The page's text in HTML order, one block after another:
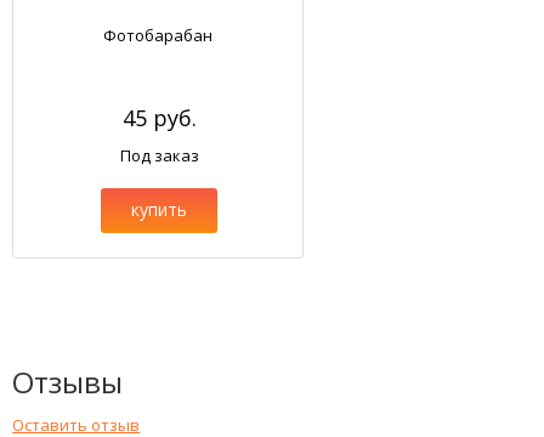
Фотобарабан
45 руб.
Под заказ
купить
Отзывы
Оставить отзыв